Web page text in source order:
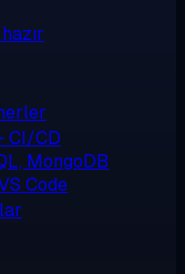
CI/CD
MongoDB
Code